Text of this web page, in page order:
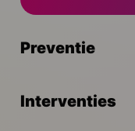
Preventie
Interventies